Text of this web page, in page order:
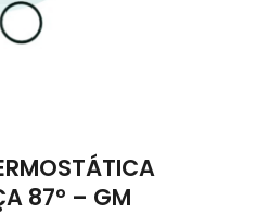
87° – GM